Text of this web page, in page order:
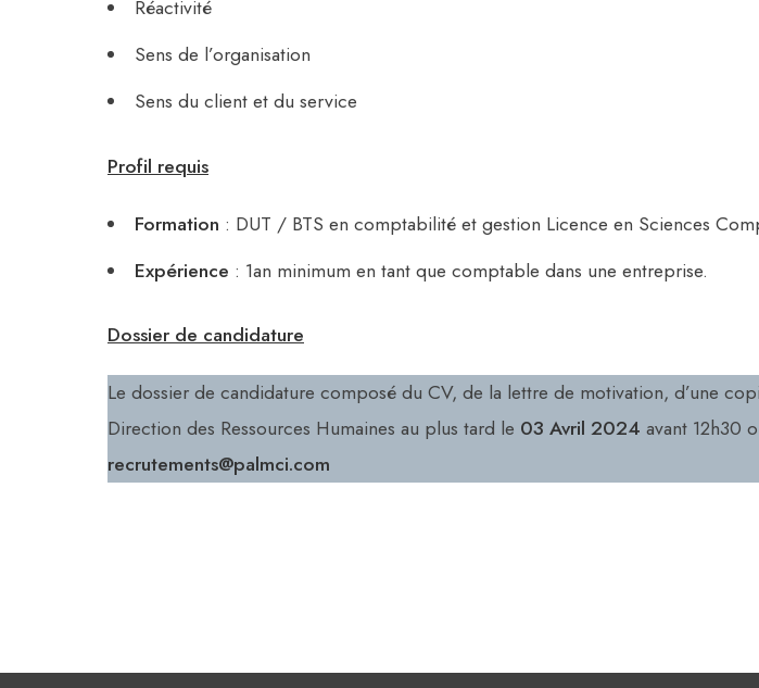
Réactivité
Sens de l’organisation
Sens du client et du service
Profil requis
Formation : DUT / BTS en comptabilité et gestion Licence en Sciences
Expérience : 1an minimum en tant que comptable dans une entreprise.
Dossier de candidature
Le dossier de candidature composé du CV, de la lettre de motivation, d’une
Direction des Ressources Humaines au plus tard le 03 Avril 2024 avant 12h30
recrutements@palmci.com